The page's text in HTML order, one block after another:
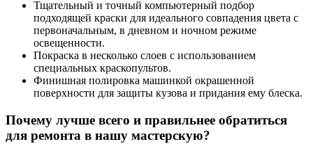
Тщательный и точный компьютерный подбор
подходящей краски для идеального совпадения цвета с
первоначальным, в дневном и ночном режиме
освещенности.
Покраска в несколько слоев с использованием
специальных краскопультов.
Финишная полировка машинкой окрашенной
поверхности для защиты кузова и придания ему блеска.
Почему лучше всего и правильнее обратиться
для ремонта в нашу мастерскую?